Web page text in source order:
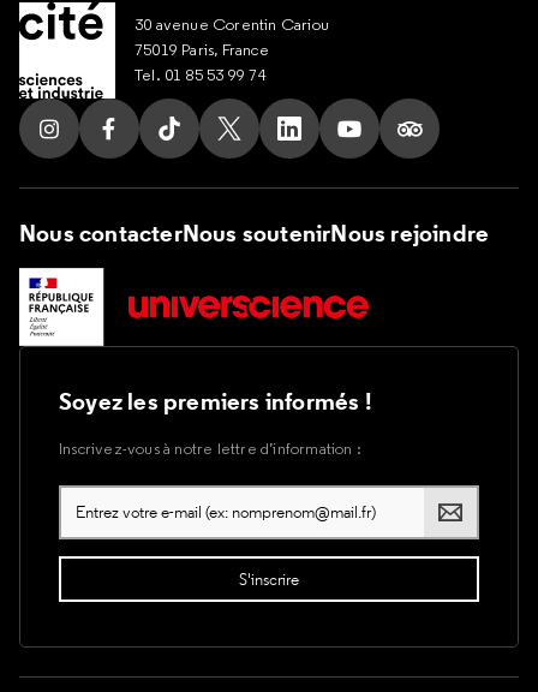
30 avenue Corentin Cariou
75019 Paris, France
Tel. 01 85 53 99 74
Suivez nous sur Instagram
Suivez nous sur Facebook
Suivez nous sur Tik Tok
Suivez nous sur X
Suivez nous sur LinkedIn
Suivez nous sur
Suivez nous
Nous contacterNous soutenirNous rejoindre
Soyez les premiers informés !
Inscrivez-vous à notre lettre d’information :